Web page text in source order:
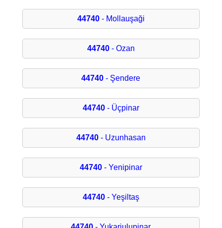
44740- Mollauşaği
44740- Ozan
44740 - Şendere
44740- Üçpinar
44740- Uzunhasan
44740- Yenipinar
44740- Yeşiltaş